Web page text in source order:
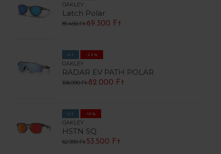
OAKLEY
Latch Polar
81.490 Ft69.300 Ft
ÚJ -23%
OAKLEY
RADAR EV PATH POLAR
106.990 Ft82.000 Ft
ÚJ -15%
OAKLEY
HSTN SQ
62.990 Ft53.500 Ft